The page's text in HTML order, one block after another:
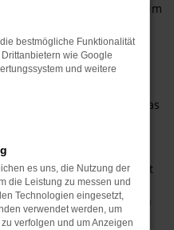
in und um Rosenheim
wir Ihnen
Der Grund liegt
Hersteller und dessen
und in den vielen
enttäuscht wurden.
Rosenheim geeignet, was
liegt. Natürlich
und ebenso
größere und
zum SUV steigen. Selbst
durch einen Hyundai
rundum umweltfreundlich
bestmögliche Funktionalität
wie Google
und weitere
es uns, die Nutzung der
die Leistung zu messen und
Technologien eingesetzt,
verwendet werden, um
verfolgen und um Anzeigen